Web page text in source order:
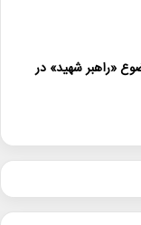
موضوع «راهبر شهید» در